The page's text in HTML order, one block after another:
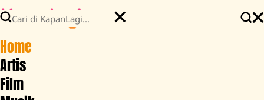
Home
Artis
Film